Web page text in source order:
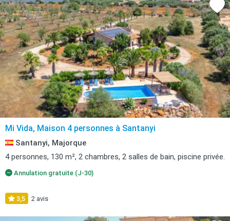
Mi Vida, Maison 4 personnes à Santanyi
Santanyi, Majorque
4 personnes, 130 m², 2 chambres, 2 salles de bain, piscine privée.
Annulation gratuite (J-30)
3,5 2 avis